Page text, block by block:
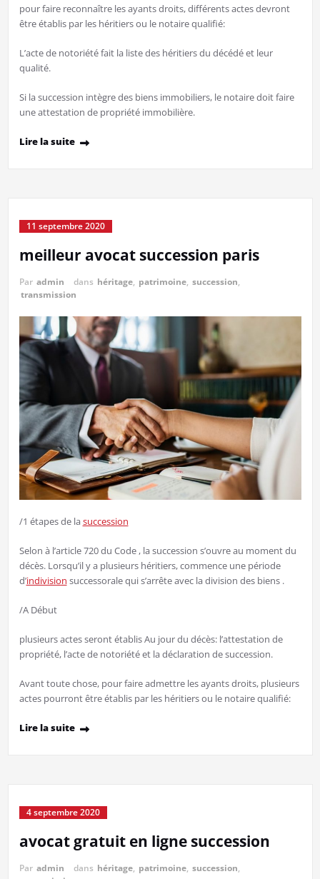
pour faire reconnaître les ayants droits, différents actes devront
être établis par les héritiers ou le notaire qualifié:
L’acte de notoriété fait la liste des héritiers du décédé et leur
qualité.
Si la succession intègre des biens immobiliers, le notaire doit faire
une attestation de propriété immobilière.
Lire la suite
11 septembre 2020
meilleur avocat succession paris
Par admin dans héritage, patrimoine, succession,
transmission
/1 étapes de lasuccession
Selon à l’article 720 du Code , la succession s’ouvre au moment du
décès. Lorsqu’il y a plusieurs héritiers, commence une période
d’indivision successorale qui s’arrête avec la division des biens .
/A Début
plusieurs actes seront établis Au jour du décès: l’attestation de
propriété, l’acte de notoriété et la déclaration de succession.
Avant toute chose, pour faire admettre les ayants droits, plusieurs
actes pourront être établis par les héritiers ou le notaire qualifié:
Lire la suite
4 septembre 2020
avocat gratuit en ligne succession
Par admin dans héritage, patrimoine, succession,